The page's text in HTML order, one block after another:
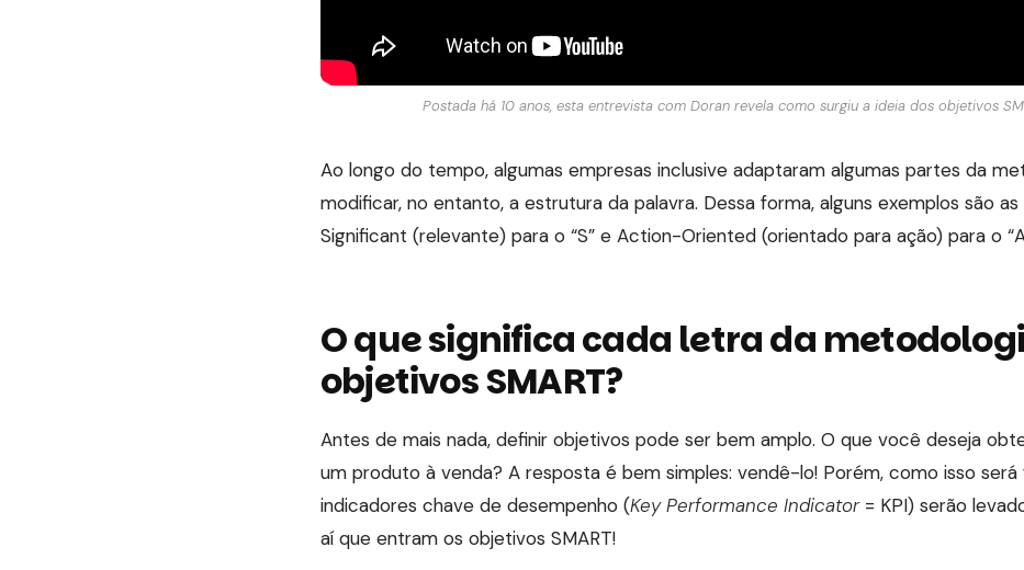
Postada há 10 anos, esta entrevista com Doran revela como surgiu a ideia dos objetivos
Ao longo do tempo, algumas empresas inclusive adaptaram algumas partes da
modificar, no entanto, a estrutura da palavra. Dessa forma, alguns exemplos são
Significant (relevante) para o “S” e Action-Oriented (orientado para ação) para o
O que significa cada letra da
objetivos SMART?
Antes de mais nada, definir objetivos pode ser bem amplo. O que você deseja
um produto à venda? A resposta é bem simples: vendê-lo! Porém, como isso será
indicadores chave de desempenho (Key Performance Indicator= KPI) serão
aí que entram os objetivos SMART!